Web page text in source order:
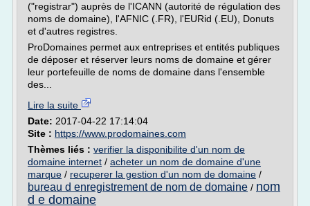
("registrar") auprès de l'ICANN (autorité de régulation des
noms de domaine), l'AFNIC (.FR), l'EURid (.EU), Donuts
et d'autres registres.
ProDomaines permet aux entreprises et entités publiques
de déposer et réserver leurs noms de domaine et gérer
leur portefeuille de noms de domaine dans l'ensemble
des...
Lire la suite
Date: 2017-04-22 17:14:04
Site : https://www.prodomaines.com
Thèmes liés : verifier la disponibilite d'un nom de
domaine internet / acheter un nom de domaine d'une
marque / recuperer la gestion d'un nom de domaine /
bureau d enregistrement de nom de domaine / nom
d e domaine